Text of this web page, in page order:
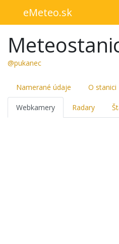
eMeteo.sk
@pukanec
Namerané údaje O stanici
Webkamery Radary